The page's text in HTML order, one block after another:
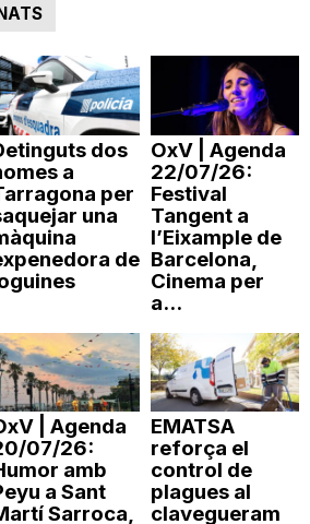
dos
a
per
una
de
OxV | Agenda
22/07/26:
Festival
Tangent a
l’Eixample de
Barcelona,
Cinema per
a...
| Agenda
07/26:
amb
a Sant
Sarroca,
EMATSA
reforça el
control de
plagues al
clavegueram